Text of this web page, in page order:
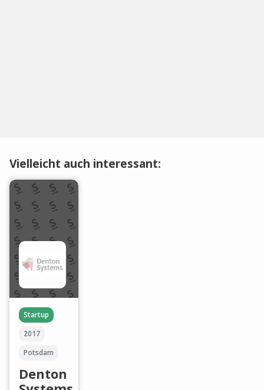
Vielleicht auch interessant:
Startup
2017
Potsdam
Denton